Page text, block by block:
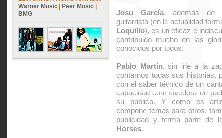
Warner Music
Peer Music
BMG
Josu García, además de
guitarrista (en la actualidad
Loquillo), es un eficaz e
contribuido mucho en las
conocidos por todos.
Pablo Martín, sin irle a la
contarnos todas sus historias,
con el saber técnico de un
capacidad conmovedora de
su público. Y como es
compone temas para otros,
publicidad y forma parte de
Horses.